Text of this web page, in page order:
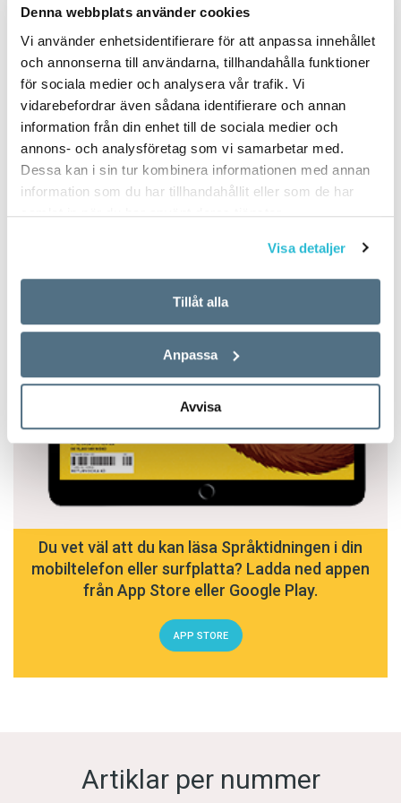
Denna webbplats använder cookies
Vi använder enhetsidentifierare för att anpassa innehållet
och annonserna till användarna, tillhandahålla funktioner
för sociala medier och analysera vår trafik. Vi
vidarebefordrar även sådana identifierare och annan
information från din enhet till de sociala medier och
annons- och analysföretag som vi samarbetar med.
Dessa kan i sin tur kombinera informationen med annan
information som du har tillhandahållit eller som de har
samlat in när du har använt deras tjänster.
Visa detaljer
Tillåt alla
Anpassa
Avvisa
Du vet väl att du kan läsa Språktidningen i din
mobiltelefon eller surfplatta? Ladda ned appen
från App Store eller Google Play.
APP STORE
Artiklar per nummer